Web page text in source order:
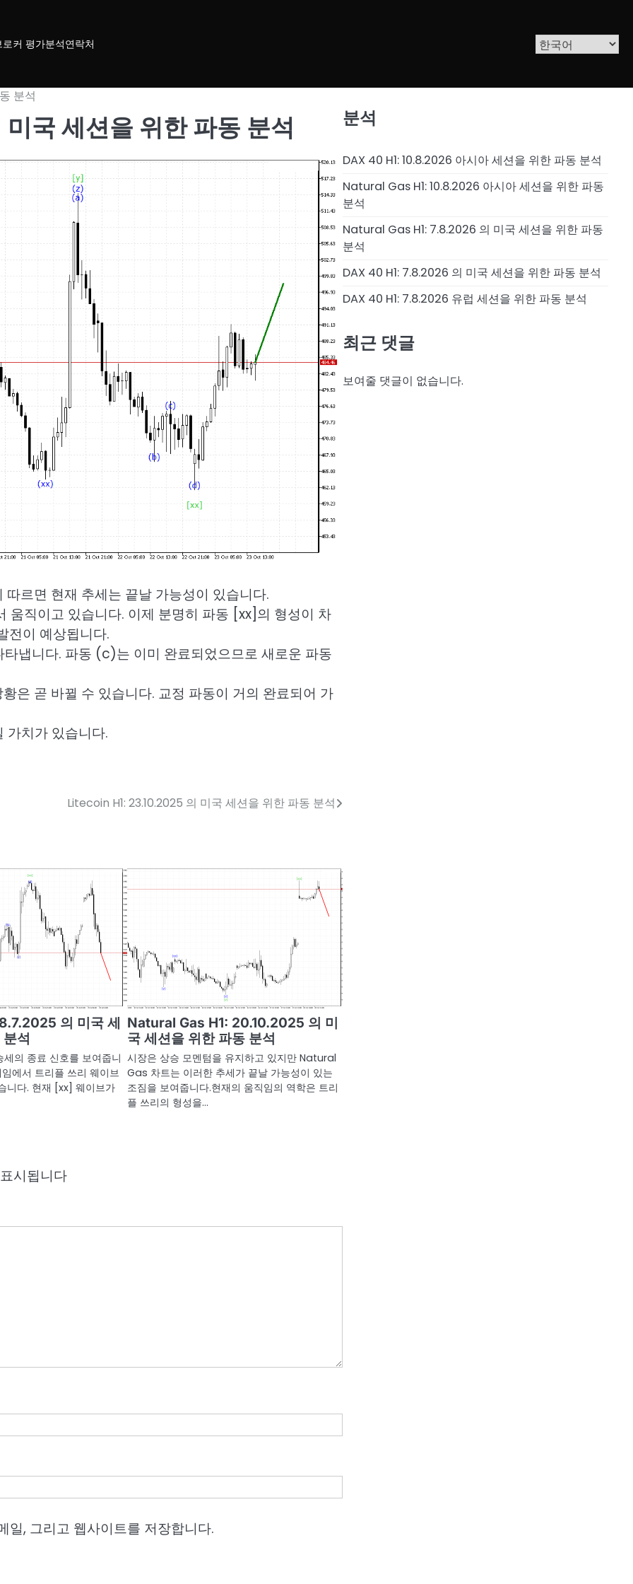
커 평가분석연락처
분석
국 세션을 위한 파동 분석
르면 현재 추세는 끝날 가능성이 있습니다.
직이고 있습니다. 이제 분명히 파동 [xx]의 형성이 차
전이 예상됩니다.
냅니다. 파동 (c)는 이미 완료되었으므로 새로운 파동
은 곧 바뀔 수 있습니다. 교정 파동이 거의 완료되어 가
가치가 있습니다.
Litecoin H1: 23.10.2025 의 미국 세션을 위한 파동 분석
의 미국 세
석
의 종료 신호를 보여줍니
에서 트리플 쓰리 웨이브
니다. 현재 [xx] 웨이브가
Natural Gas H1: 20.10.2025 의 미
국 세션을 위한 파동 분석
시장은 상승 모멘텀을 유지하고 있지만 Natural
Gas 차트는 이러한 추세가 끝날 가능성이 있는
조짐을 보여줍니다.현재의 움직임의 역학은 트리
플 쓰리의 형성을…
시됩니다
일, 그리고 웹사이트를 저장합니다.
분석
DAX 40 H1: 10.8.2026 아시아 세션을 위한 파동 분석
Natural Gas H1: 10.8.2026 아시아 세션을 위한 파동
분석
Natural Gas H1: 7.8.2026 의 미국 세션을 위한 파동
분석
DAX 40 H1: 7.8.2026 의 미국 세션을 위한 파동 분석
DAX 40 H1: 7.8.2026 유럽 세션을 위한 파동 분석
최근 댓글
보여줄 댓글이 없습니다.